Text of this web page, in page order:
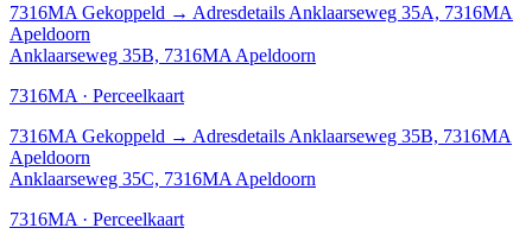
7316MA Gekoppeld → Adresdetails Anklaarseweg 35A, 7316MA
Apeldoorn
Anklaarseweg 35B, 7316MA Apeldoorn
7316MA · Perceelkaart
7316MA Gekoppeld → Adresdetails Anklaarseweg 35B, 7316MA
Apeldoorn
Anklaarseweg 35C, 7316MA Apeldoorn
7316MA · Perceelkaart